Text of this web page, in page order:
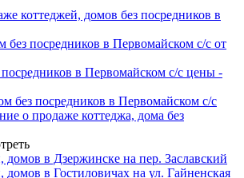
коттеджей, домов без посредников в
без посредников в Первомайском с/с от
в Первомайском с/с цены -
без посредников в Первомайском с/с
о продаже коттеджа, дома без
домов в Дзержинске на пер. Заславский
домов в Гостиловичах на ул. Гайненская